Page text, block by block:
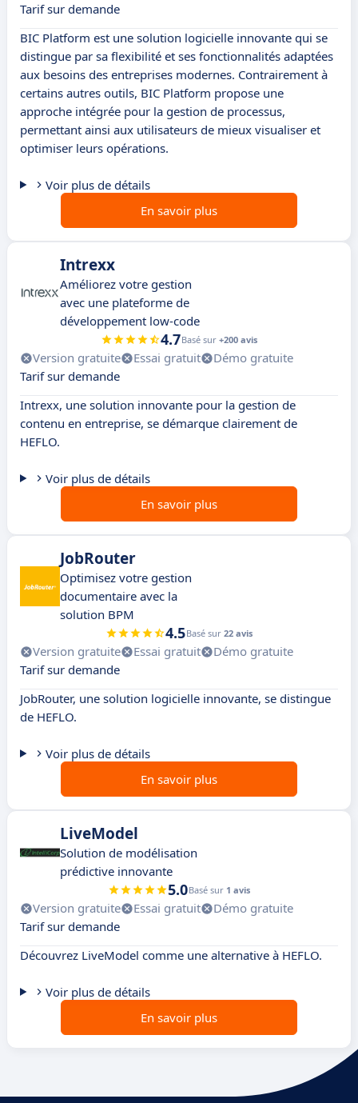
Tarif sur demande
BIC Platform est une solution logicielle innovante qui se
distingue par sa flexibilité et ses fonctionnalités adaptées
aux besoins des entreprises modernes. Contrairement à
certains autres outils, BIC Platform propose une
approche intégrée pour la gestion de processus,
permettant ainsi aux utilisateurs de mieux visualiser et
optimiser leurs opérations.
Voir plus de détails
En savoir plus
Intrexx
Améliorez votre gestion
avec une plateforme de
développement low-code
4.7Basé sur +200 avis
Version gratuite Essai gratuit
Démo gratuite
Tarif sur demande
Intrexx, une solution innovante pour la gestion de
contenu en entreprise, se démarque clairement de
HEFLO.
Voir plus de détails
En savoir plus
JobRouter
Optimisez votre gestion
documentaire avec la
solution BPM
4.5Basé sur 22 avis
Version gratuite Essai gratuit
Démo gratuite
Tarif sur demande
JobRouter, une solution logicielle innovante, se distingue
de HEFLO.
Voir plus de détails
En savoir plus
LiveModel
Solution de modélisation
prédictive innovante
5.0Basé sur 1 avis
Version gratuite Essai gratuit
Démo gratuite
Tarif sur demande
Découvrez LiveModel comme une alternative à HEFLO.
Voir plus de détails
En savoir plus